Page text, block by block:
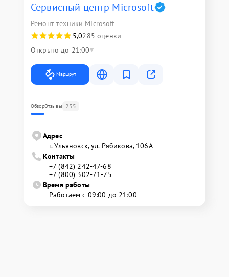
Сервисный центр Microsoft
Ремонт техники Microsoft
5,0285 оценки
Открыто до 21:00
Маршрут
ОбзорОтзывы 235
Адрес
г. Ульяновск, ул. Рябикова, 106А
Контакты
+7 (842) 242-47-68
+7 (800) 302-71-75
Время работы
Работаем с 09:00 до 21:00